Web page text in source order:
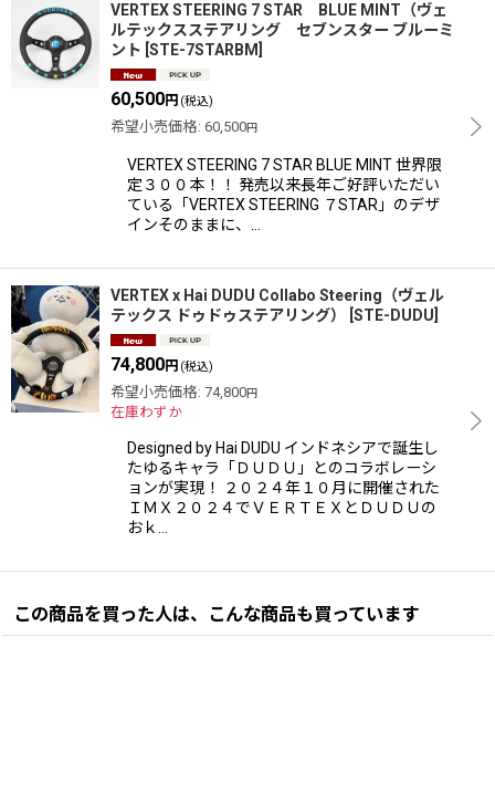
VERTEX STEERING 7 STAR BLUE MINT（ヴェ
ルテックスステアリング セブンスター ブルーミ
ント STE-7STARBM
60,500円 (税込)
希望小売価格: 60,500円
VERTEX STEERING 7 STAR BLUE MINT 世界限
定３００本！！ 発売以来長年ご好評いただい
ている「VERTEX STEERING ７STAR」のデザ
インそのままに、…
VERTEX x Hai DUDU Collabo Steering（ヴェル
テックス ドゥドゥステアリング）
STE-DUDU
74,800円 (税込)
希望小売価格: 74,800円
在庫わずか
Designed by Hai DUDU インドネシアで誕生し
たゆるキャラ「ＤＵＤＵ」とのコラボレーシ
ョンが実現！ ２０２４年１０月に開催された
ＩＭＸ２０２４でＶＥＲＴＥＸとＤＵＤＵの
おｋ…
この商品を買った人は、こんな商品も買っています